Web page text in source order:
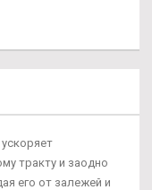
тракту и заодно
его от залежей и